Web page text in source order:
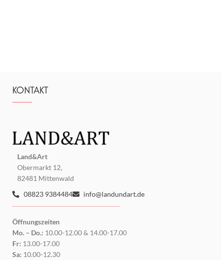
KONTAKT
Land&Art
Obermarkt 12,
82481 Mittenwald
08823 9384484
info@landundart.de
Öffnungszeiten
Mo. – Do.: 10.00-12.00 & 14.00-17.00
Fr: 13.00-17.00
Sa: 10.00-12.30